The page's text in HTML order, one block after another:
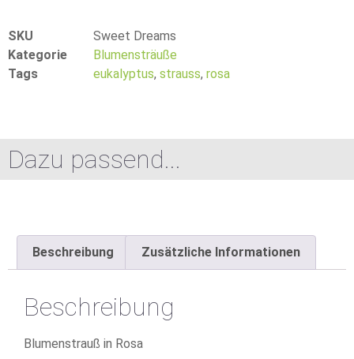
SKU
Sweet Dreams
Kategorie
Blumensträuße
Tags
eukalyptus, strauss, rosa
Dazu passend...
Beschreibung Zusätzliche Informationen
Beschreibung
Blumenstrauß in Rosa